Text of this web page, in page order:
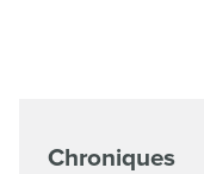
Chroniques